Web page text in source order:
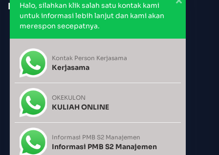
Link Cepat
Pendaftaran PMB
Jadwal Kuliah
Jadwal Pemakaian Ruang
Kalender Akademik
Users Today : 475
Users Yesterday : 885
This Month : 6582
Halo, silahkan klik salah satu kontak kami
untuk informasi lebih lanjut dan kami akan
merespon secepatnya.
Kontak Person Kerjasama
Kerjasama
OKEKULON
KULIAH ONLINE
Informasi PMB S2 Manajemen
Informasi PMB S2 Manajemen